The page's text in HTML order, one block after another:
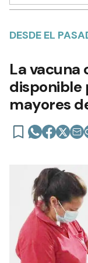
DESDE EL
La vacuna
disponible
mayores